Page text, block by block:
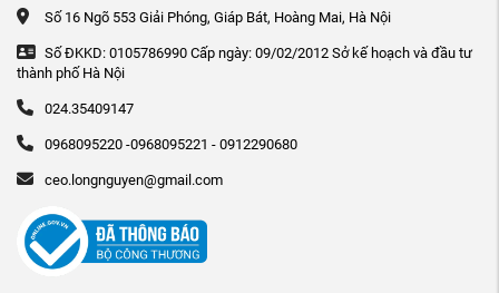
Số 16 Ngõ 553 Giải Phóng, Giáp Bát, Hoàng Mai, Hà Nội
Số ĐKKD: 0105786990 Cấp ngày: 09/02/2012 Sở kế hoạch và đầu tư
thành phố Hà Nội
024.35409147
0968095220 -0968095221 - 0912290680
ceo.longnguyen@gmail.com